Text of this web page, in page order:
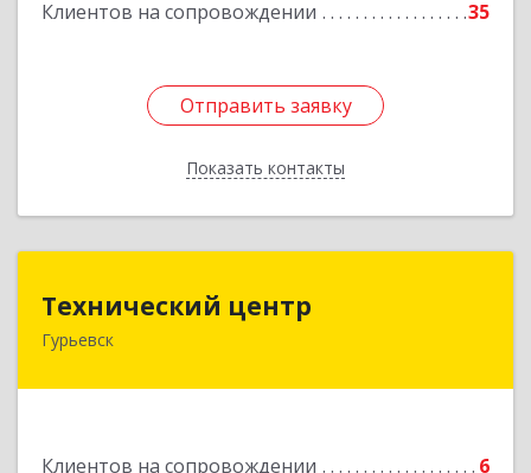
Клиентов на сопровождении 35
Отправить заявку
Показать контакты
Отправить заявку
Назад
Технический центр
Гурьевск
Клиентов на сопровождении 6